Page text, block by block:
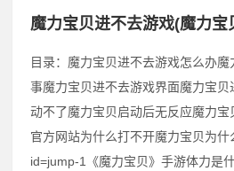
魔力宝贝进不去游戏(魔力宝
目录：魔力宝贝进不去游戏怎么办
事魔力宝贝进不去游戏界面魔力宝
动不了魔力宝贝启动后无反应魔力宝
官方网站为什么打不开魔力宝贝为
id=jump-1《魔力宝贝》手游体力是